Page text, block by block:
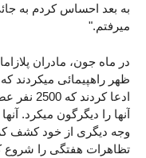
به بعد احساس کردم به
میرفتم."
ادعا
آنها را دیگرگون میکرد.
وجه دیگری از خود کشف
تظاهرات هفتگی را شروع